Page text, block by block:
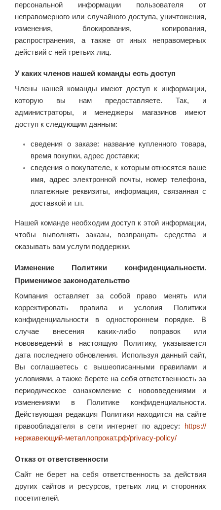
персональной информации пользователя от
неправомерного или случайного доступа, уничтожения,
изменения, блокирования, копирования,
распространения, а также от иных неправомерных
действий с ней третьих лиц.
У каких членов нашей команды есть доступ
Члены нашей команды имеют доступ к информации,
которую вы нам предоставляете. Так, и
администраторы, и менеджеры магазинов имеют
доступ к следующим данным:
сведения о заказе: название купленного товара,
время покупки, адрес доставки;
сведения о покупателе, к которым относятся ваше
имя, адрес электронной почты, номер телефона,
платежные реквизиты, информация, связанная с
доставкой и т.п.
Нашей команде необходим доступ к этой информации,
чтобы выполнять заказы, возвращать средства и
оказывать вам услуги поддержки.
Изменение Политики конфиденциальности.
Применимое законодательство
Компания оставляет за собой право менять или
корректировать правила и условия Политики
конфиденциальности в одностороннем порядке. В
случае внесения каких-либо поправок или
нововведений в настоящую Политику, указывается
дата последнего обновления. Используя данный сайт,
Вы соглашаетесь с вышеописанными правилами и
условиями, а также берете на себя ответственность за
периодическое ознакомление с нововведениями и
изменениями в Политике конфиденциальности.
Действующая редакция Политики находится на сайте
правообладателя в сети интернет по адресу: https://
нержавеющий-металлопрокат.рф/privacy-policy/
Отказ от ответственности
Сайт не берет на себя ответственность за действия
других сайтов и ресурсов, третьих лиц и сторонних
посетителей.